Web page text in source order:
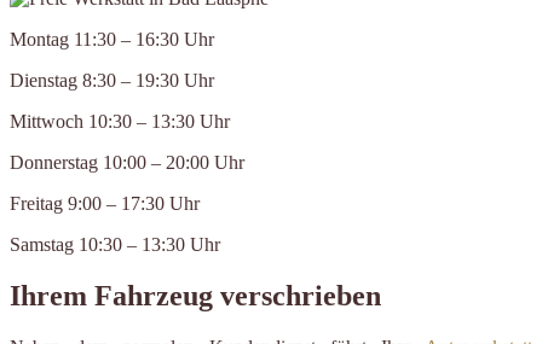
Montag 11:30 – 16:30 Uhr
Dienstag 8:30 – 19:30 Uhr
Mittwoch 10:30 – 13:30 Uhr
Donnerstag 10:00 – 20:00 Uhr
Freitag 9:00 – 17:30 Uhr
Samstag 10:30 – 13:30 Uhr
Ihrem Fahrzeug verschrieben